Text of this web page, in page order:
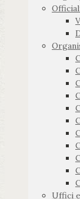
Uffici